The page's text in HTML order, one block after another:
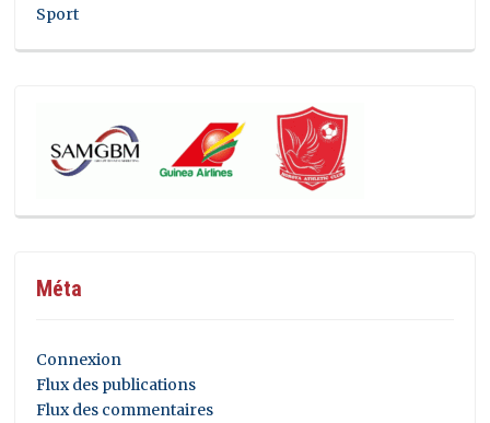
Sport
Méta
Connexion
Flux des publications
Flux des commentaires